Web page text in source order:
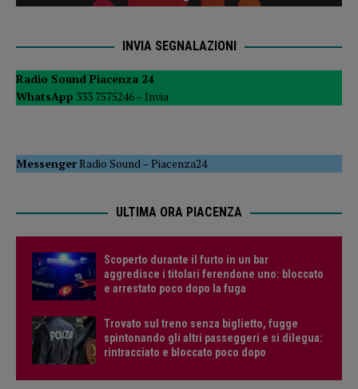
INVIA SEGNALAZIONI
Radio Sound Piacenza 24
WhatsApp 333 7575246 – Invia
MessengerRadio Sound–Piacenza24
ULTIMA ORA PIACENZA
Scoperto durante il furto in un bar
aggredisce i titolari ferendone uno: bloccato
e arrestato poco dopo la fuga
Trovato sul treno senza biglietto, fugge
spintonando gli altri passeggeri e si dilegua:
rintracciato e bloccato poco dopo